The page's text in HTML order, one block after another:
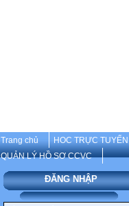
Trang chủ HOC TRỰC TUYẾN
QUẢN LÝ HỒ SƠ CCVC
ĐĂNG NHẬP